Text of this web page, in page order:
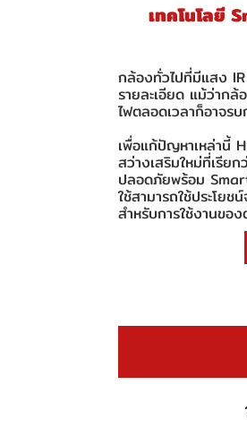
เทคโนโลยี
กล้องทั่วไปที่มีแสง
รายละเอียด แม้ว่าก
ไฟตลอดเวลาก็อาจร
เพื่อแก้ปัญหาเหล่านี้
สว่างเสริมใหม่ที่เรี
ปลอดภัยพร้อม
ใช้สามารถใช้ประโย
สำหรับการใช้งานขอ